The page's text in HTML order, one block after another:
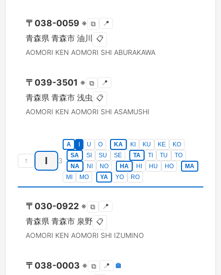
〒 038-0059 ※ ⧉ 📍
青森県 青森市 油川 📋
AOMORI KEN AOMORI SHI ABURAKAWA
〒 039-3501 ※ ⧉ 📍
青森県 青森市 浅虫 📋
AOMORI KEN AOMORI SHI ASAMUSHI
↑ I 3
A U O KA KI KU KE
KO
SA
SI SU SE TA TI TU
TO
NA
NI NO HA HI HU HO
MA
MI
MO YA YO RO
〒 030-0922 ※ ⧉ 📍
青森県 青森市 泉野 📋
AOMORI KEN AOMORI SHI IZUMINO
〒 038-0003 ※ ⧉ 📍 🏣